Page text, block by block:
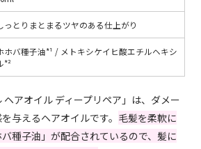
っとりまとまるツヤのある仕上がり
ホバ種子油*¹ / メトキシケイヒ酸エチルヘキシ
*²
ヘアオイル ディープリペア」は、ダメー
与えるヘアオイルです。 毛髪を柔軟に
種子油」が配合されているので、髪に